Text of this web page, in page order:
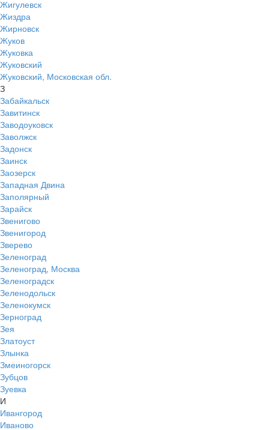
Жигулевск
Жиздра
Жирновск
Жуков
Жуковка
Жуковский
Жуковский, Московская обл.
З
Забайкальск
Завитинск
Заводоуковск
Заволжск
Задонск
Заинск
Заозерск
Западная Двина
Заполярный
Зарайск
Звенигово
Звенигород
Зверево
Зеленоград
Зеленоград, Москва
Зеленоградск
Зеленодольск
Зеленокумск
Зерноград
Зея
Златоуст
Злынка
Змеиногорск
Зубцов
Зуевка
И
Ивангород
Иваново